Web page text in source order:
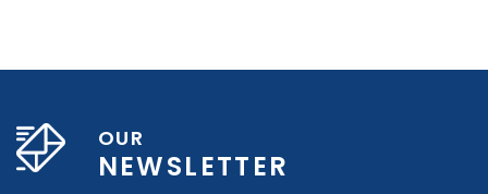
OUR
NEWSLETTER